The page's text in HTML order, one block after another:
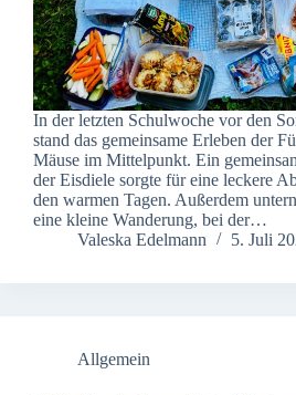
In der letzten Schulwoche vor den
stand das gemeinsame Erleben der
Mäuse im Mittelpunkt. Ein
der Eisdiele sorgte für eine leckere
den warmen Tagen. Außerdem
eine kleine Wanderung, bei der…
Valeska Edelmann
5. Juli
Allgemein